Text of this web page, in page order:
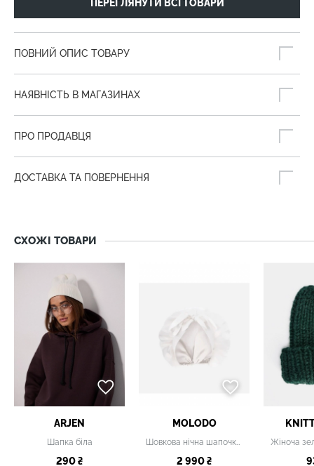
ПЕРЕГЛЯНУТИ ВСІ ТОВАРИ
ПОВНИЙ ОПИС ТОВАРУ
НАЯВНІСТЬ В МАГАЗИНАХ
ПРО ПРОДАВЦЯ
ДОСТАВКА ТА ПОВЕРНЕННЯ
СХОЖІ ТОВАРИ
ARJEN
Шапка біла
290 ₴
MOLODO
2 990 ₴